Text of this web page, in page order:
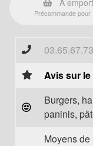
À
Précommande pour
Avis sur
Burgers,
paninis,
Moyens